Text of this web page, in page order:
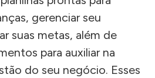
gerenciar seu
suas metas, além de
para auxiliar na
do seu negócio. Esses